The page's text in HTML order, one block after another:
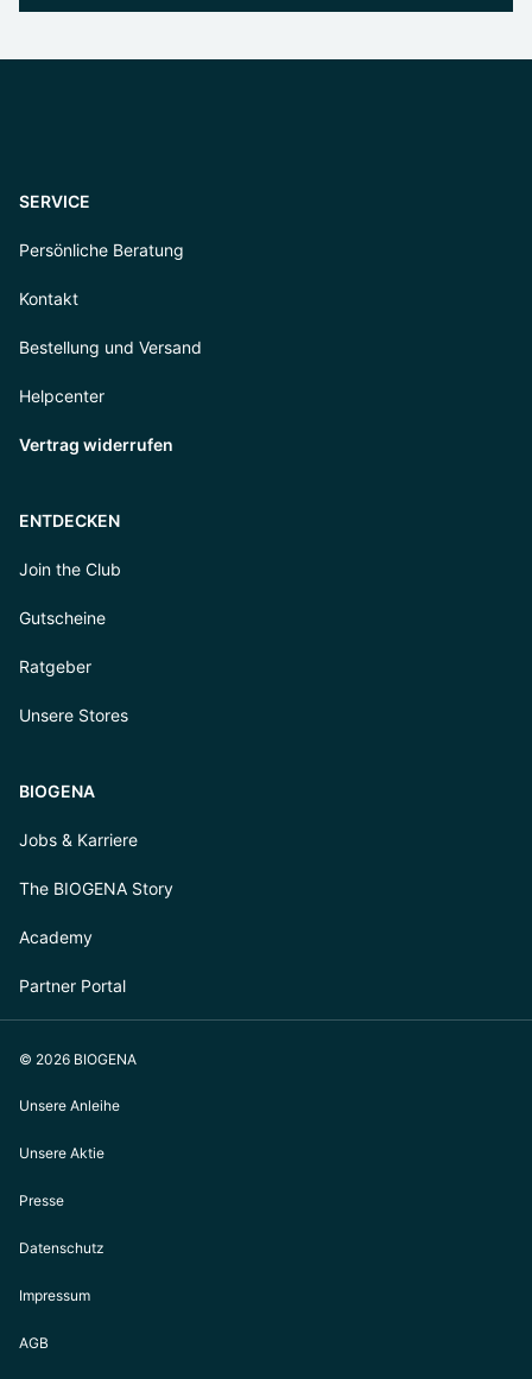
SERVICE
Persönliche Beratung
Kontakt
Bestellung und Versand
Helpcenter
Vertrag widerrufen
ENTDECKEN
Join the Club
Gutscheine
Ratgeber
Unsere Stores
BIOGENA
Jobs & Karriere
The BIOGENA Story
Academy
Partner Portal
© 2026 BIOGENA
Unsere Anleihe
Unsere Aktie
Presse
Datenschutz
Impressum
AGB